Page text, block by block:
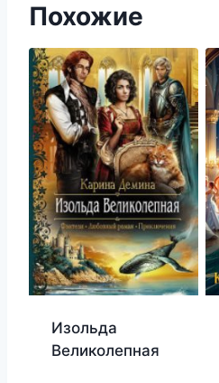
Похожие
Изольда
Великолепная